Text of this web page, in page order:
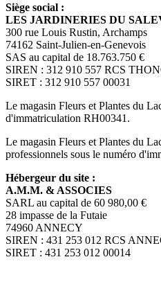
Siège social :
LES JARDINERIES DU
300 rue Louis Rustin, Archamps
74162 Saint-Julien-en-Genevois
SAS au capital de 18.763.750 €
SIREN : 312 910 557 RCS
SIRET : 312 910 557 00031
Le magasin Fleurs et Plantes du
d'immatriculation RH00341.
Le magasin Fleurs et Plantes du
professionnels sous le numéro
Hébergeur du site :
A.M.M. & ASSOCIES
SARL au capital de 60 980,00 €
28 impasse de la Futaie
74960 ANNECY
SIREN : 431 253 012 RCS
SIRET : 431 253 012 00014